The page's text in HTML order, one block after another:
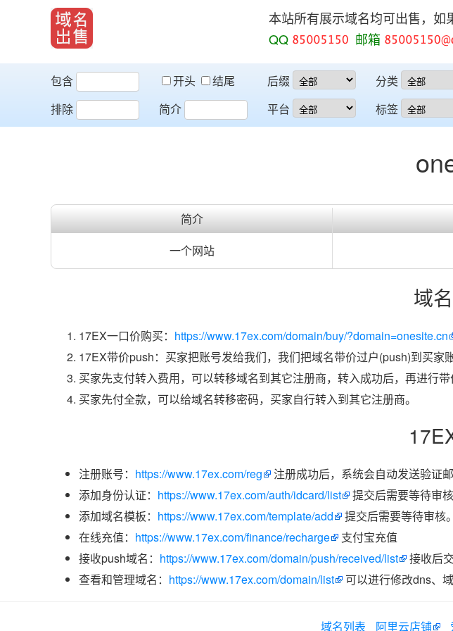
本站所有展示域名均可出售，
QQ
邮箱
包含 开头
结尾
排除
简介
后缀
平台
分类
标签
简介
一个网站
域
17EX一口价购买： https://www.17ex.com/domain/buy/?domain=onesite.cn
17EX带价push：买家把账号发给我们，我们把域名带价过户(push)到买家
买家先支付转入费用，可以转移域名到其它注册商，转入成功后，再进行带
买家先付全款，可以给域名转移密码，买家自行转入到其它注册商。
注册账号： https://www.17ex.com/reg
注册成功后，系统会自动发送验证
添加身份认证： https://www.17ex.com/auth/idcard/list
提交后需要等待审核
添加域名模板： https://www.17ex.com/template/add
提交后需要等待审核。
在线充值： https://www.17ex.com/finance/recharge
支付宝充值
接收push域名： https://www.17ex.com/domain/push/received/list
接收后
查看和管理域名： https://www.17ex.com/domain/list 可以进行修改dns、
域名列表 阿里云店铺